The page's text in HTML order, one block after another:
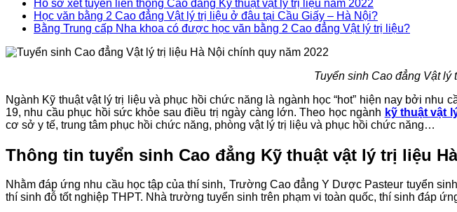
Hồ sơ xét tuyển liên thông Cao đẳng Kỹ thuật vật lý trị liệu năm 2022
Học văn bằng 2 Cao đẳng Vật lý trị liệu ở đâu tại Cầu Giấy – Hà Nội?
Bằng Trung cấp Nha khoa có được học văn bằng 2 Cao đẳng Vật lý trị liệu?
Tuyển sinh Cao đẳng Vật
Ngành Kỹ thuật vật lý trị liệu và phục hồi chức năng là ngành học “hot” hiện nay bởi
19, nhu cầu phục hồi sức khỏe sau điều trị ngày càng lớn. Theo học ngành kỹ thuật vật
cơ sở y tế, trung tâm phục hồi chức năng, phòng vật lý trị liệu và phục hồi chức năng…
Thông tin tuyển sinh Cao đẳng Kỹ thuật vật lý trị liệu
Nhằm đáp ứng nhu cầu học tập của thí sinh, Trường Cao đẳng Y Dược Pasteur tuyển sinh
thí sinh đỗ tốt nghiệp THPT. Nhà trường tuyển sinh trên phạm vi toàn quốc, thí sinh đáp